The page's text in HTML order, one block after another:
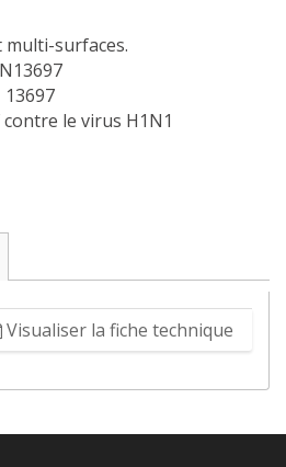
surfaces.
13697
le virus H1N1
Visualiser la fiche technique